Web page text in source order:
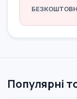
Популярні